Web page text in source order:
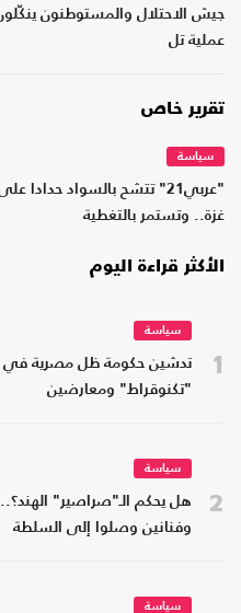
جيش الاحتلال والمستوطنون
عملية تل
تقرير خاص
سياسة
"عربي21" تتشح بالسواد
غزة.. وتستمر بالتغطية
الأكثر قراءة اليوم
1
سياسة
تدشين حكومة ظل مصرية في
"تكنوقراط" ومعارضين
2
سياسة
هل يحكم الـ"صراصير"
وفنانين وصلوا إلى السلطة
سياسة